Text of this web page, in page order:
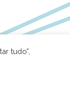
tudo”,